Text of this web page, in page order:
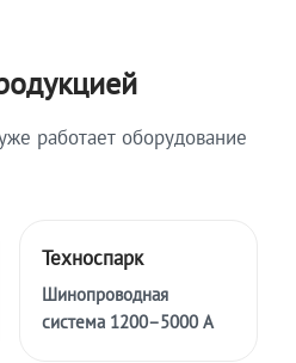
работает оборудование
Техноспарк
Шинопроводная
система 1200–5000 А